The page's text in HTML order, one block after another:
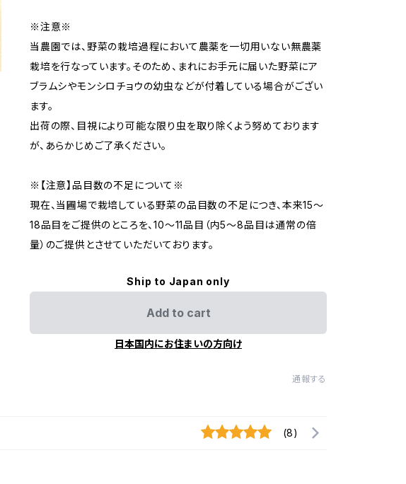
※注意※
当農園では、野菜の栽培過程において農薬を一切用いない無農薬
栽培を行なっています。そのため、まれにお手元に届いた野菜にア
ブラムシやモンシロチョウの幼虫などが付着している場合がござい
ます。
出荷の際、目視により可能な限り虫を取り除くよう努めております
が、あらかじめご了承ください。
※【注意】品目数の不足について※
現在、当圃場で栽培している野菜の品目数の不足につき、本来15～
18品目をご提供のところを、10〜11品目（内5〜8品目は通常の倍
量）のご提供とさせていただいております。
Ship to Japan only
Add to cart
日本国内にお住まいの方向け
通報する
(8)